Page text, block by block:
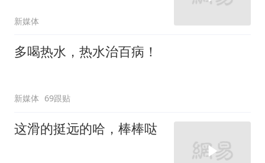
新媒体
多喝热水，热水治百病！
新媒体 69跟贴
这滑的挺远的哈，棒棒哒